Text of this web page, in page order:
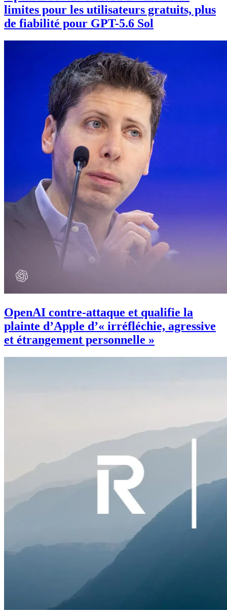
limites pour les utilisateurs gratuits, plus
de fiabilité pour GPT-5.6 Sol
OpenAI contre-attaque et qualifie la
plainte d’Apple d’« irréfléchie, agressive
et étrangement personnelle »